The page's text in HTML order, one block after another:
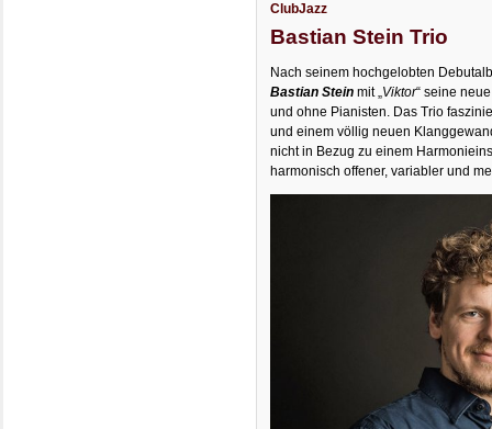
ClubJazz
Bastian Stein Trio
Nach seinem hochgelobten
Bastian Stein mit „ Viktor“ seine
und ohne Pianisten. Das Trio
und einem völlig neuen
nicht in Bezug zu einem
harmonisch offener, variabler und